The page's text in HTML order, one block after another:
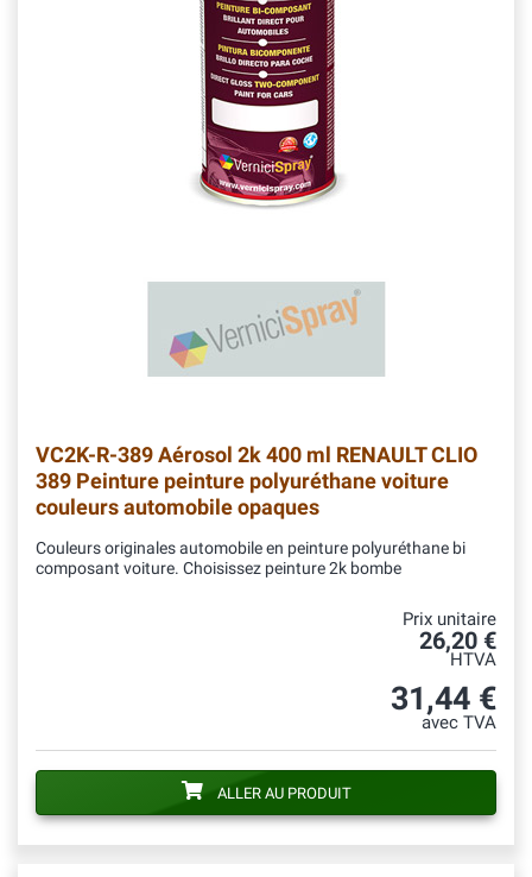
VC2K-R-389Aérosol 2k 400 ml RENAULT CLIO
389 Peinture peinture polyuréthane voiture
couleurs automobile opaques
Couleurs originales automobile en peinture polyuréthane bi
composant voiture. Choisissez peinture 2k bombe
Prix unitaire
26,20 €
HTVA
31,44 €
avec TVA
ALLER AU PRODUIT